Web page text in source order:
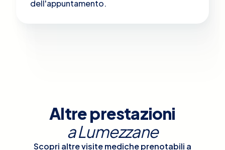
dell'appuntamento.
Altre prestazioni
aLumezzane
Scopri altre visite mediche prenotabili a